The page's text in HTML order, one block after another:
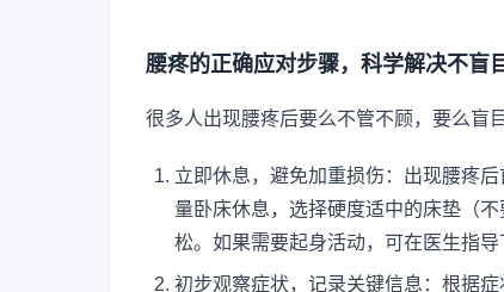
腰疼的正确应对步骤，科学解决不盲
很多人出现腰疼后要么不管不顾，要么盲
立即休息，避免加重损伤：出现腰疼
量卧床休息，选择硬度适中的床垫（
松。如果需要起身活动，可在医生指
初步观察症状，记录关键信息：根据